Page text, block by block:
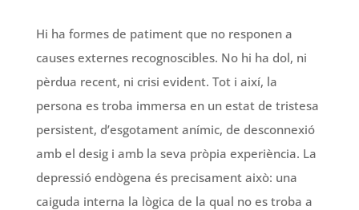
Hi ha formes de patiment que no responen a
causes externes recognoscibles. No hi ha dol, ni
pèrdua recent, ni crisi evident. Tot i així, la
persona es troba immersa en un estat de tristesa
persistent, d’esgotament anímic, de desconnexió
amb el desig i amb la seva pròpia experiència. La
depressió endògena és precisament això: una
caiguda interna la lògica de la qual no es troba a